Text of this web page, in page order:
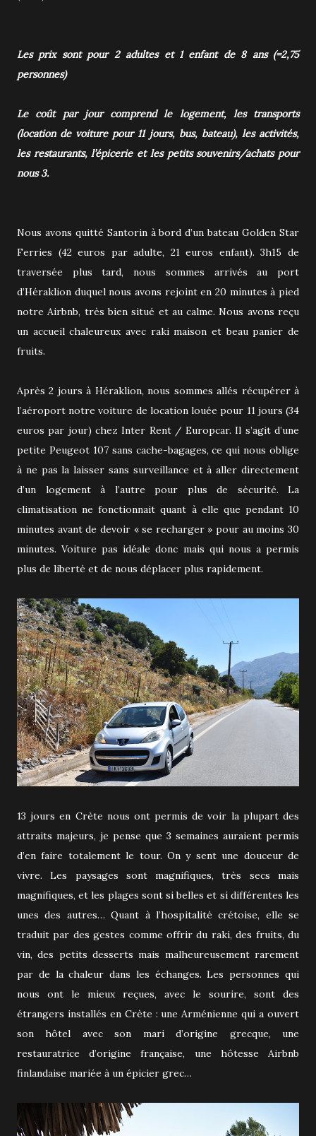
Les prix sont pour 2 adultes et 1 enfant de 8 ans (=2,75
personnes)
Le coût par jour comprend le logement, les transports
(location de voiture pour 11 jours, bus, bateau), les activités,
les restaurants, l’épicerie et les petits souvenirs/achats pour
nous 3.
Nous avons quitté Santorin à bord d’un bateau Golden Star
Ferries (42 euros par adulte, 21 euros enfant). 3h15 de
traversée plus tard, nous sommes arrivés au port
d’Héraklion duquel nous avons rejoint en 20 minutes à pied
notre Airbnb, très bien situé et au calme. Nous avons reçu
un accueil chaleureux avec raki maison et beau panier de
fruits.
Après 2 jours à Héraklion, nous sommes allés récupérer à
l’aéroport notre voiture de location louée pour 11 jours (34
euros par jour) chez Inter Rent / Europcar. Il s’agit d’une
petite Peugeot 107 sans cache-bagages, ce qui nous oblige
à ne pas la laisser sans surveillance et à aller directement
d’un logement à l’autre pour plus de sécurité. La
climatisation ne fonctionnait quant à elle que pendant 10
minutes avant de devoir « se recharger » pour au moins 30
minutes. Voiture pas idéale donc mais qui nous a permis
plus de liberté et de nous déplacer plus rapidement.
13 jours en Crète nous ont permis de voir la plupart des
attraits majeurs, je pense que 3 semaines auraient permis
d’en faire totalement le tour. On y sent une douceur de
vivre. Les paysages sont magnifiques, très secs mais
magnifiques, et les plages sont si belles et si différentes les
unes des autres… Quant à l’hospitalité crétoise, elle se
traduit par des gestes comme offrir du raki, des fruits, du
vin, des petits desserts mais malheureusement rarement
par de la chaleur dans les échanges. Les personnes qui
nous ont le mieux reçues, avec le sourire, sont des
étrangers installés en Crète : une Arménienne qui a ouvert
son hôtel avec son mari d’origine grecque, une
restauratrice d’origine française, une hôtesse Airbnb
finlandaise mariée à un épicier grec…